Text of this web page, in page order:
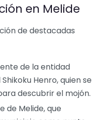
en Melide
de destacadas
de la entidad
Henro, quien se
descubrir el mojón.
de Melide, que